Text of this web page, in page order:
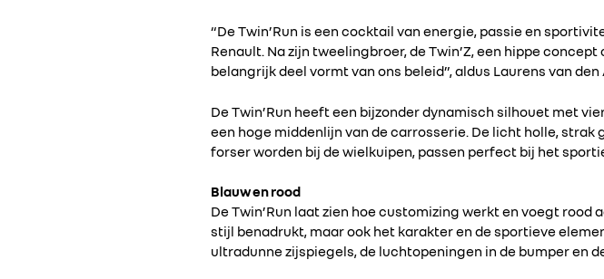
“De Twin’Run is een cocktail van energie, passie en
Renault. Na zijn tweelingbroer, de Twin’Z, een hippe
belangrijk deel vormt van ons beleid”, aldus Laurens van
De Twin’Run heeft een bijzonder dynamisch silhouet met
een hoge middenlijn van de carrosserie. De licht holle, strak
forser worden bij de wielkuipen, passen perfect bij het
Blauw en rood
De Twin’Run laat zien hoe customizing werkt en voegt rood
stijl benadrukt, maar ook het karakter en de sportieve
ultradunne zijspiegels, de luchtopeningen in de bumper en